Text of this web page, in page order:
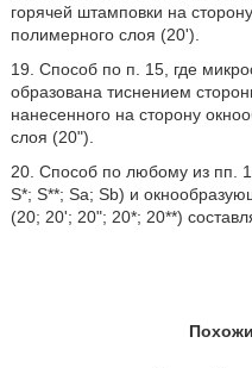
горячей штамповки на
полимерного слоя (20').
19. Способ по п. 15, где
образована тиснением
нанесенного на сторону
слоя (20ʺ).
20. Способ по любому из пп.
S*; S**; Sa; Sb) и
(20; 20'; 20ʺ; 20*; 20**)